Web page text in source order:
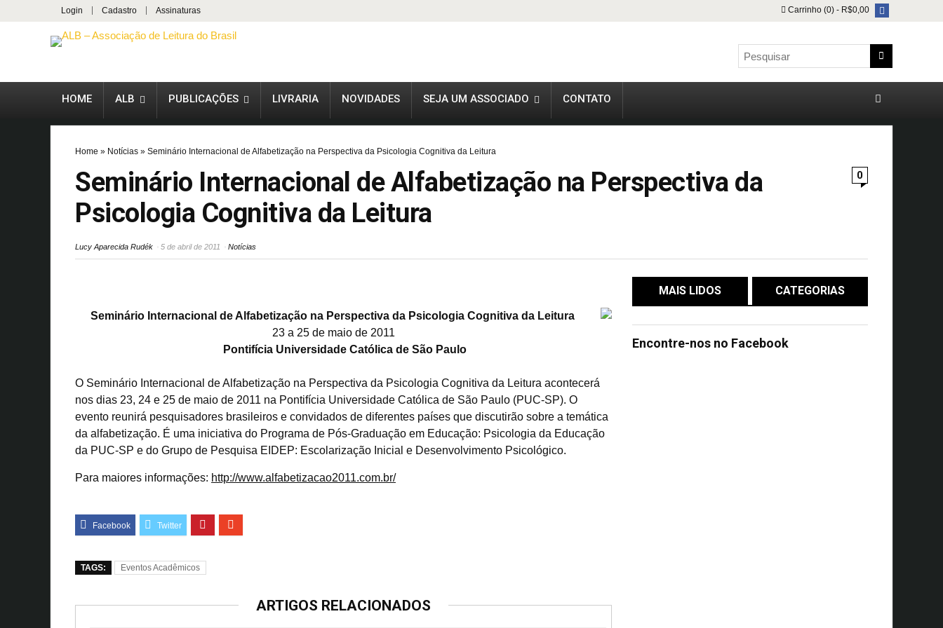
Login Cadastro Assinaturas Carrinho (0) - R$0,00
HOME ALB PUBLICAÇÕES LIVRARIA NOVIDADES SEJA UM ASSOCIADO CONTATO
Home » Notícias » Seminário Internacional de Alfabetização na Perspectiva da Psicologia Cognitiva da Leitura
0
Seminário Internacional de Alfabetização na Perspectiva da
Psicologia Cognitiva da Leitura
Lucy Aparecida Rudék 5 de abril de 2011 Notícias
Seminário Internacional de Alfabetização na Perspectiva da Psicologia Cognitiva da Leitura
23 a 25 de maio de 2011
Pontifícia Universidade Católica de São Paulo
O Seminário Internacional de Alfabetização na Perspectiva da Psicologia Cognitiva da Leitura acontecerá
nos dias 23, 24 e 25 de maio de 2011 na Pontifícia Universidade Católica de São Paulo (PUC-SP). O
evento reunirá pesquisadores brasileiros e convidados de diferentes países que discutirão sobre a temática
da alfabetização. É uma iniciativa do Programa de Pós-Graduação em Educação: Psicologia da Educação
da PUC-SP e do Grupo de Pesquisa EIDEP: Escolarização Inicial e Desenvolvimento Psicológico.
Para maiores informações: http://www.alfabetizacao2011.com.br/
TAGS: Eventos Acadêmicos
ARTIGOS RELACIONADOS
MAIS LIDOS CATEGORIAS
Encontre-nos no Facebook